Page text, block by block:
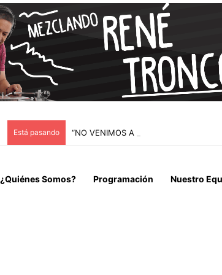
Está pasando “NO VENIMOS A CELEBRAR LA
¿Quiénes Somos? Programación Nuestro